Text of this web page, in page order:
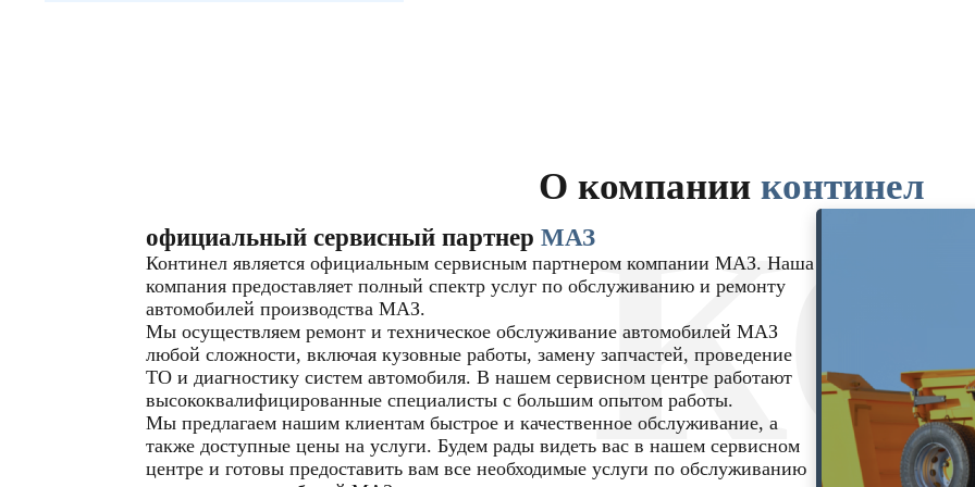
О компании континел
официальный сервисный партнерМАЗ
Континел является официальным сервисным партнером компании МАЗ. Наша
компания предоставляет полный спектр услуг по обслуживанию и ремонту
автомобилей производства МАЗ.
Мы осуществляем ремонт и техническое обслуживание автомобилей МАЗ
любой сложности, включая кузовные работы, замену запчастей, проведение
ТО и диагностику систем автомобиля. В нашем сервисном центре работают
высококвалифицированные специалисты с большим опытом работы.
Мы предлагаем нашим клиентам быстрое и качественное обслуживание, а
также доступные цены на услуги. Будем рады видеть вас в нашем сервисном
центре и готовы предоставить вам все необходимые услуги по обслуживанию